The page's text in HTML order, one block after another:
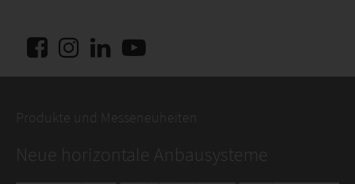
Produkte und Messeneuheiten
Neue horizontale Anbausysteme